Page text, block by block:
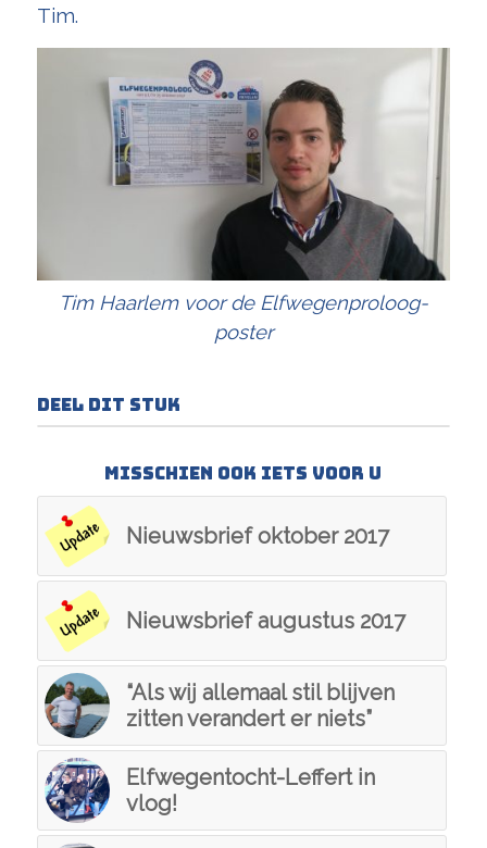
Tim.
Tim Haarlem voor de Elfwegenproloog-
poster
Deel dit stuk
Misschien ook iets voor u
Nieuwsbrief oktober 2017
Nieuwsbrief augustus 2017
“Als wij allemaal stil blijven
zitten verandert er niets”
Elfwegentocht-Leffert in
vlog!